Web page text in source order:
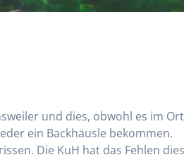
und dies, obwohl es im
ein Backhäusle bekommen.
Die KuH hat das Fehlen